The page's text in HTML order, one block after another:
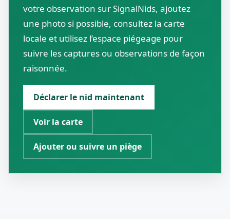
votre observation sur SignalNids, ajoutez
une photo si possible, consultez la carte
locale et utilisez l’espace piégeage pour
suivre les captures ou observations de façon
raisonnée.
Déclarer le nid maintenant
Voir la carte
Ajouter ou suivre un piège